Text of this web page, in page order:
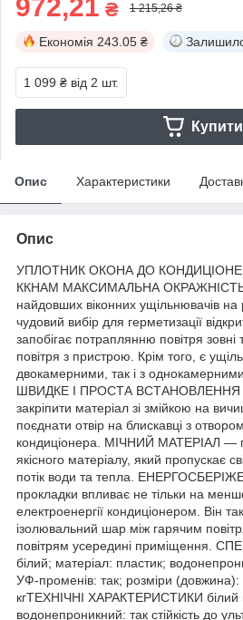
972,21 ₴ 1 215,26 ₴
Економія 243.05 ₴
1 099 ₴ від 2 шт.
Купити
Опис Характеристики
Опис
УПЛОТНИК ОКОНА ДО
ККНАМ МАКСИМАЛЬНА ОКРАЖНІСТЬ
найдовших віконних ущільнювачів на
чудовий вибір для герметизації
запобігає потраплянню повітря зовні
повітря з пристрою. Крім того, є
двокамерними, так і з
ШВИДКЕ І ПРОСТА ВСТАНОВЛЕННЯ —
закріпити матеріал зі змійкою на
поєднати отвір на блискавці з
кондиціонера. МІЧНИЙ МАТЕРІАЛ —
якісного матеріалу, який пропускає
потік води та тепла.
прокладки впливає не тільки на
електроенергії кондиціонером. Він
ізолювальний шар між гарячим
повітрям усередині приміщення.
білий; матеріал: пластик;
УФ-променів: так; розміри
кгТЕХНІЧНІ ХАРАКТЕРИСТИКИ білий
водонепроникний: так стійкість до